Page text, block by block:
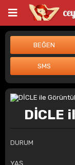
DİCLE
DURUM
YAŞ